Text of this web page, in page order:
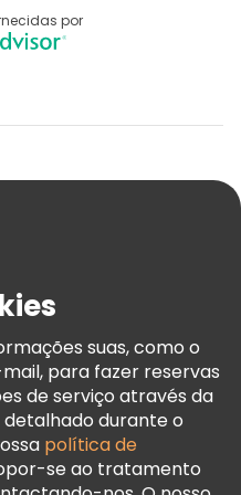
Prohm Temple
por
suas, como o
para fazer reservas
de serviço através da
durante o
política de
se ao tratamento